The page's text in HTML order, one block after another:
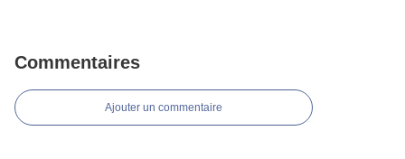
Commentaires
Ajouter un commentaire